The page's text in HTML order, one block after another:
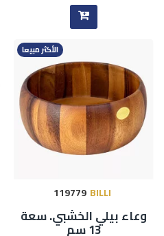
الأكثر مبيعا
BILLI
119779
وعاء بيلي الخشبي. سعة
13 سم